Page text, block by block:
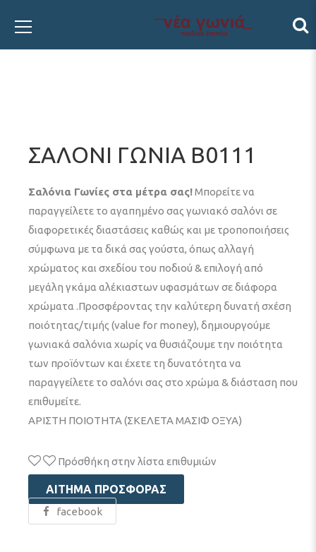
ΣΑΛΟΝΙ ΓΩΝΙΑ Β0111
Σαλόνια Γωνίες στα μέτρα σας!Μπορείτε να
παραγγείλετε το αγαπημένο σας γωνιακό σαλόνι σε
διαφορετικές διαστάσεις καθώς και με τροποποιήσεις
σύμφωνα με τα δικά σας γούστα, όπως αλλαγή
χρώματος και σχεδίου του ποδιού & επιλογή από
μεγάλη γκάμα αλέκιαστων υφασμάτων σε διάφορα
χρώματα .Προσφέροντας την καλύτερη δυνατή σχέση
ποιότητας/τιμής (value for money), δημιουργούμε
γωνιακά σαλόνια χωρίς να θυσιάζουμε την ποιότητα
των προϊόντων και έχετε τη δυνατότητα να
παραγγείλετε το σαλόνι σας στο χρώμα & διάσταση που
επιθυμείτε.
ΑΡΙΣΤΗ ΠΟΙΟΤΗΤΑ (ΣΚΕΛΕΤΑ ΜΑΣΙΦ ΟΞΥΑ)
Πρόσθήκη στην λίστα επιθυμιών
ΑΊΤΗΜΑ ΠΡΟΣΦΟΡΆΣ
facebook